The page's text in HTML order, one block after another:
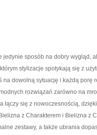
jedynie sposób na dobry wygląd,
stylizacje spotykają się z
na dowolną sytuację i każdą porę
rozwiązań zarówno na
łączy się z nowoczesnością,
z Charakterem i Bielizna z
zestawy, a także ubrania